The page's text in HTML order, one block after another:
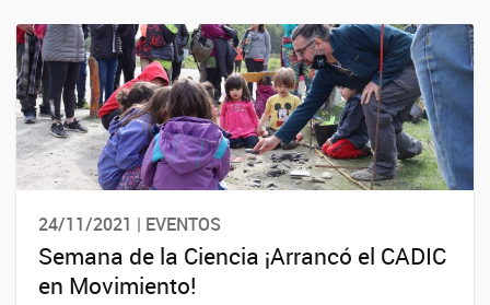
24/11/2021 | EVENTOS
Semana de la Ciencia ¡Arrancó el CADIC
en Movimiento!